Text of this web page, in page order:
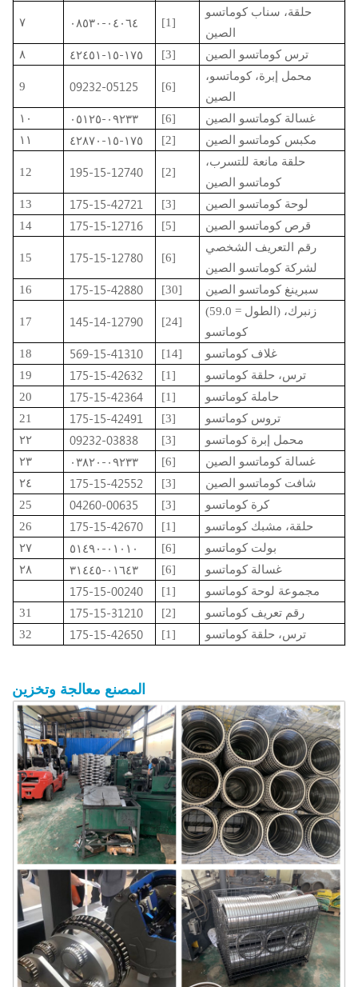
٧ ٠٤٠٦٤-٠٨٥٣٠ [1]
حلقة، سناب كوماتسو
الصين
٨
١٧٥-١٥-٤٢٤٥١ [3] ترس كوماتسو الصين
9 09232-05125 [6]
محمل إبرة، كوماتسو،
الصين
١٠
٠٩٢٣٣-٠٥١٢٥ [6]
غسالة كوماتسو الصين
١١
١٧٥-١٥-٤٢٨٧٠ [2] مكبس كوماتسو الصين
12 195-15-12740 [2]
حلقة مانعة للتسرب،
كوماتسو الصين
13
175-15-42721 [3]
لوحة كوماتسو الصين
14
175-15-12716 [5] قرص كوماتسو الصين
15 175-15-12780 [6]
رقم التعريف الشخصي
لشركة كوماتسو الصين
16
175-15-42880 [30] سبرينغ كوماتسو الصين
17 145-14-12790 [24]
زنبرك، (الطول = 59.0)
كوماتسو
18
569-15-41310 [14]
غلاف كوماتسو
19
175-15-42632 [1]
ترس، حلقة كوماتسو
20
175-15-42364 [1]
حاملة كوماتسو
21
175-15-42491 [3]
تروس كوماتسو
٢٢
09232-03838 [3]
محمل إبرة كوماتسو
٢٣
٠٩٢٣٣-٠٣٨٢٠ [6]
غسالة كوماتسو الصين
٢٤
175-15-42552 [3]
شافت كوماتسو الصين
25
04260-00635 [3]
كرة كوماتسو
26
175-15-42670 [1]
حلقة، مشبك كوماتسو
٢٧
٠١٠١٠-٥١٤٩٠ [6]
بولت كوماتسو
٢٨
٠١٦٤٣-٣١٤٤٥ [6] غسالة كوماتسو
175-15-00240 [1]
مجموعة لوحة كوماتسو
31
175-15-31210 [2]
رقم تعريف كوماتسو
32
175-15-42650 [1] ترس، حلقة كوماتسو
المصنع معالجة وتخزين